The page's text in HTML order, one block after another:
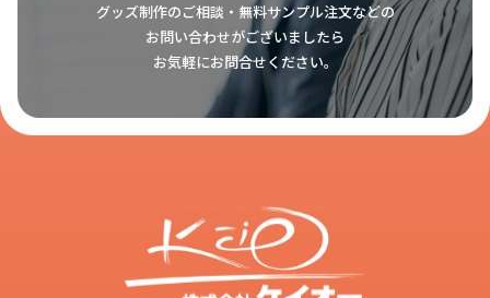
グッズ制作のご相談・無料サンプル注文などの
お問い合わせがございましたら
お気軽にお問合せください。